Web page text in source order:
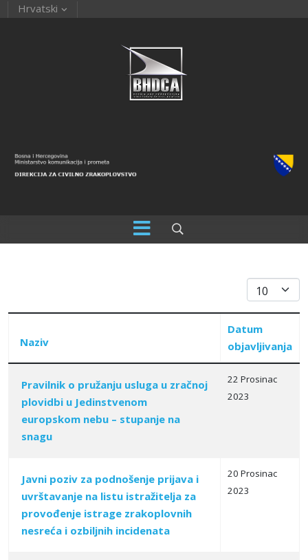
Hrvatski
Prikaz #
Articles
Naziv
Datum
objavljivanja
Pravilnik o pružanju usluga u zračnoj
plovidbi u Jedinstvenom
europskom nebu – stupanje na
snagu
22 Prosinac
2023
Javni poziv za podnošenje prijava i
uvrštavanje na listu istražitelja za
provođenje istrage zrakoplovnih
nesreća i ozbilјnih incidenata
20 Prosinac
2023